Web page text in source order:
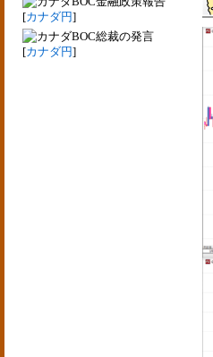
[カナダ円]
BOC総裁の発言
[カナダ円]